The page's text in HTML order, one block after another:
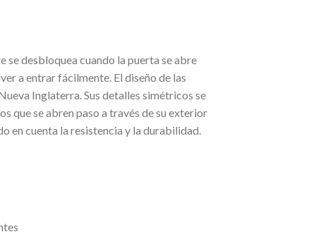
se desbloquea cuando la puerta se abre
a entrar fácilmente. El diseño de las
Inglaterra. Sus detalles simétricos se
que se abren paso a través de su exterior
en cuenta la resistencia y la durabilidad.